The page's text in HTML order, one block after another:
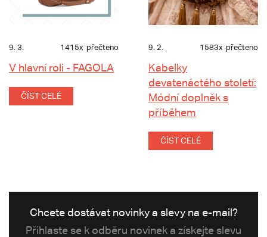
9. 3. 1415x přečteno
V hlavní roli - FAGOLA
ČÍST CELÉ
9. 2. 1583x přečteno
Kabelky
devatenáctého století:
Módní doplněk s
příběhem
ČÍST CELÉ
Chcete dostávat novinky a slevy na e-mail?
Přihlaste se k odběru novinek a získejte slevu